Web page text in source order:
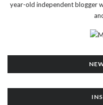
year-old independent blogger